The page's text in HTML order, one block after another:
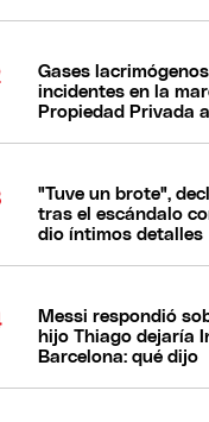
Gases
incidentes en la
Propiedad Privada
"Tuve un brote",
tras el escándalo
dio íntimos detalles
Messi respondió
hijo Thiago dejaría
Barcelona: qué dijo